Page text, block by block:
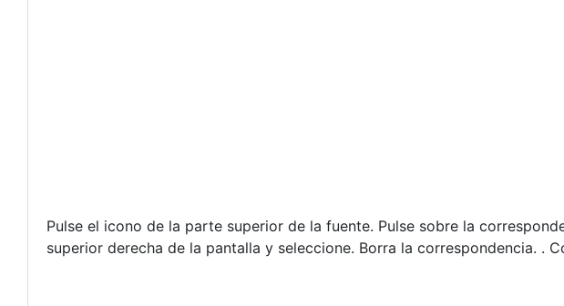
Pulse el icono de la parte superior de la fuente. Pulse sobre la
superior derecha de la pantalla y seleccione. Borra la correspondencia. .